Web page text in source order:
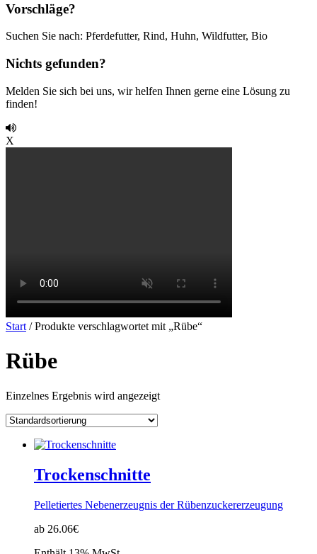
Vorschläge?
Suchen Sie nach: Pferdefutter, Rind, Huhn, Wildfutter, Bio
Nichts gefunden?
Melden Sie sich bei uns, wir helfen Ihnen gerne eine Lösung zu
finden!
X
Start / Produkte verschlagwortet mit „Rübe“
Rübe
Einzelnes Ergebnis wird angezeigt
Trockenschnitte
Pelletiertes Nebenerzeugnis der Rübenzuckererzeugung
ab 26.06€